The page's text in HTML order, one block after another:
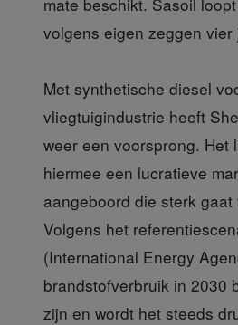
volgens eigen zeggen vier
Met synthetische diesel
vliegtuigindustrie heeft
weer een voorsprong. Het
hiermee een lucratieve
aangeboord die sterk gaat
Volgens het
(International Energy
brandstofverbruik in 2030
zijn en wordt het steeds